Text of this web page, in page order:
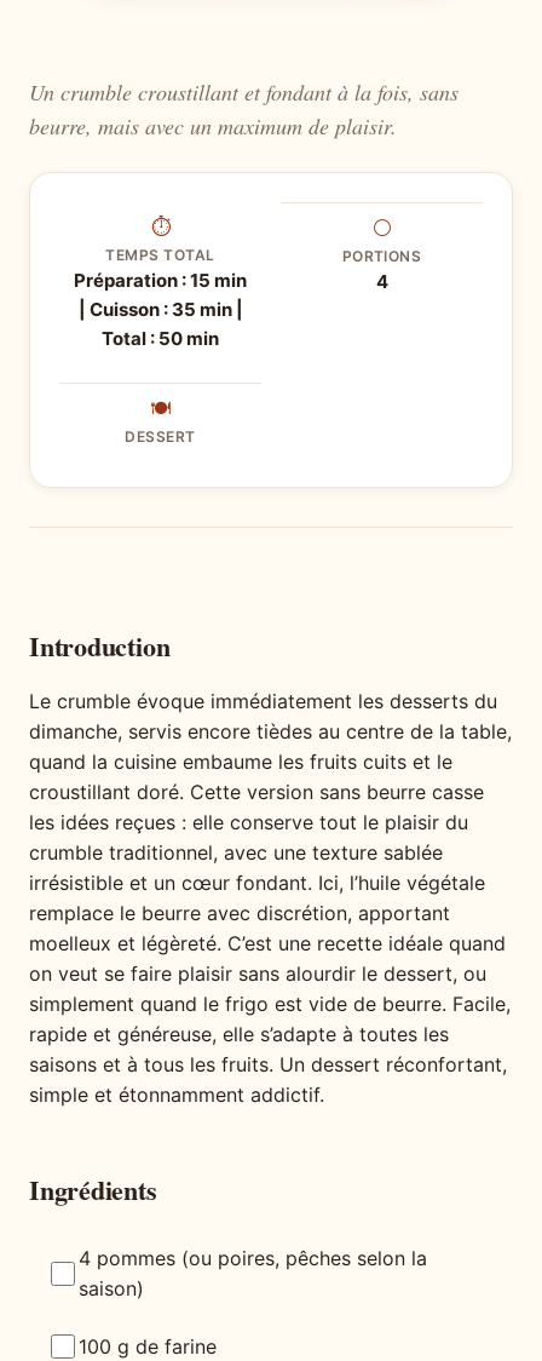
Un crumble croustillant et fondant à la fois, sans
beurre, mais avec un maximum de plaisir.
⏱
TEMPS TOTAL
Préparation : 15 min
| Cuisson : 35 min |
Total : 50 min
⚪
PORTIONS
4
🍽
DESSERT
Introduction
Le crumble évoque immédiatement les desserts du
dimanche, servis encore tièdes au centre de la table,
quand la cuisine embaume les fruits cuits et le
croustillant doré. Cette version sans beurre casse
les idées reçues : elle conserve tout le plaisir du
crumble traditionnel, avec une texture sablée
irrésistible et un cœur fondant. Ici, l’huile végétale
remplace le beurre avec discrétion, apportant
moelleux et légèreté. C’est une recette idéale quand
on veut se faire plaisir sans alourdir le dessert, ou
simplement quand le frigo est vide de beurre. Facile,
rapide et généreuse, elle s’adapte à toutes les
saisons et à tous les fruits. Un dessert réconfortant,
simple et étonnamment addictif.
Ingrédients
4 pommes (ou poires, pêches selon la
saison)
100 g de farine